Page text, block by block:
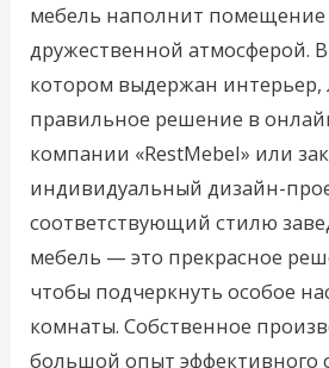
мебель наполнит
дружественной атмосферой.
котором выдержан интерьер,
правильное решение в
компании «RestMebel» или
индивидуальный дизайн-
соответствующий стилю
мебель — это прекрасное
чтобы подчеркнуть особое
комнаты. Собственное
большой опыт эффективного